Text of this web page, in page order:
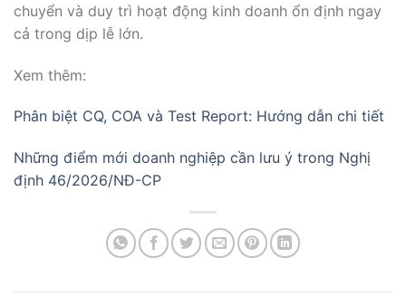
chuyển và duy trì hoạt động kinh doanh ổn định ngay
cả trong dịp lễ lớn.
Xem thêm:
Phân biệt CQ, COA và Test Report: Hướng dẫn chi tiết
Những điểm mới doanh nghiệp cần lưu ý trong Nghị
định 46/2026/NĐ-CP